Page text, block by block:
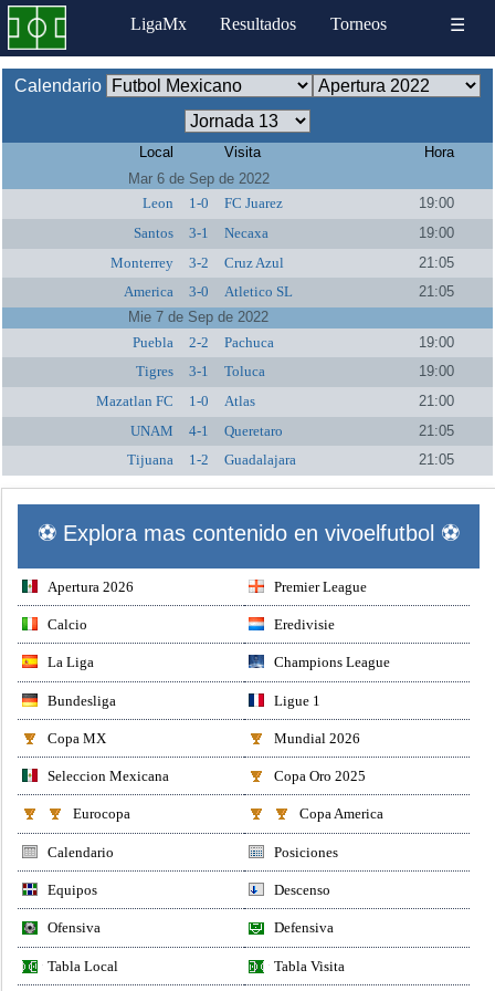
LigaMx Resultados Torneos ☰
Calendario
Local Visita
Hora
Mar 6 de Sep de 2022
Leon
1-0 FC Juarez
19:00
Santos
3-1 Necaxa
19:00
Monterrey
3-2 Cruz Azul
21:05
America
3-0 Atletico SL
21:05
Mie 7 de Sep de 2022
Puebla
2-2 Pachuca
19:00
Tigres
3-1 Toluca
19:00
Mazatlan FC
1-0 Atlas
21:00
UNAM
4-1 Queretaro
21:05
Tijuana
1-2 Guadalajara 21:05
⚽ Explora mas contenido en vivoelfutbol ⚽
Apertura 2026 Premier League
Calcio Eredivisie
La Liga Champions League
Bundesliga Ligue 1
Copa MX Mundial 2026
Seleccion Mexicana Copa Oro 2025
Eurocopa Copa America
Calendario Posiciones
Equipos Descenso
Ofensiva Defensiva
Tabla Local Tabla Visita